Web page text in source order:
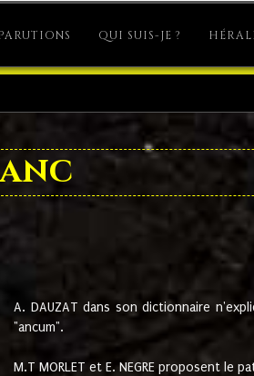
QUI SUIS-JE ?
A. DAUZAT dans son dictionnaire
"ancum".
M.T MORLET et E. NEGRE proposent le